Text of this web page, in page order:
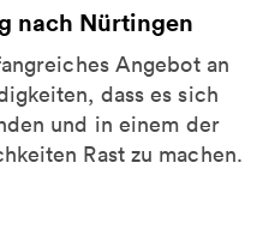
nach Nürtingen
Angebot an
dass es sich
und in einem der
Rast zu machen.